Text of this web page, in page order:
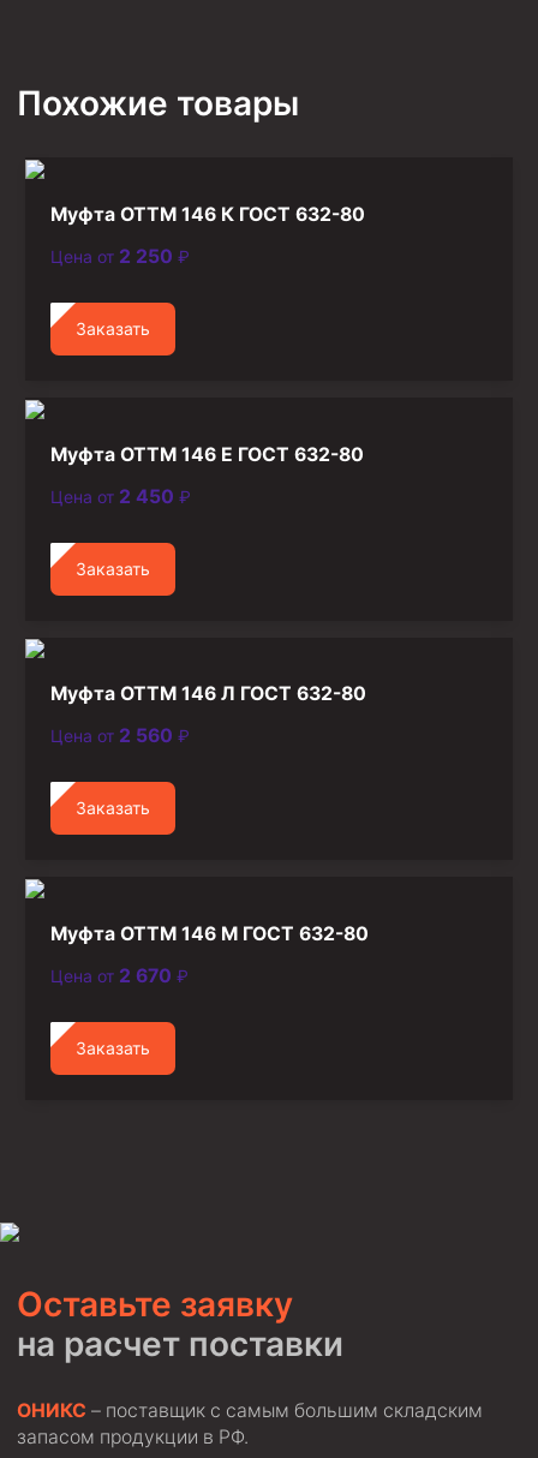
Стропы цепные
Элементы линии обвязки
Похожие товары
Муфта ОТТМ 146 К ГОСТ 632-80
Цена от 2 250 ₽
Заказать
Муфта ОТТМ 146 Е ГОСТ 632-80
Цена от 2 450 ₽
Заказать
Муфта ОТТМ 146 Л ГОСТ 632-80
Цена от 2 560 ₽
Заказать
Муфта ОТТМ 146 М ГОСТ 632-80
Цена от 2 670 ₽
Заказать
Оставьте заявку
на расчет поставки
ОНИКС – поставщик с самым большим складским
запасом продукции в РФ.